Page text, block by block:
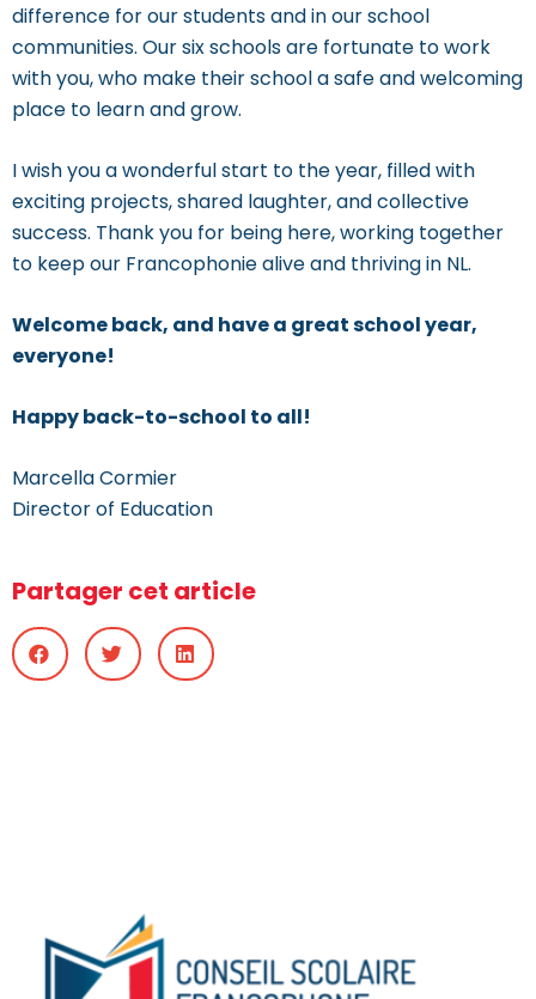
difference for our students and in our school
communities. Our six schools are fortunate to work
with you, who make their school a safe and welcoming
place to learn and grow.
I wish you a wonderful start to the year, filled with
exciting projects, shared laughter, and collective
success. Thank you for being here, working together
to keep our Francophonie alive and thriving in NL.
Welcome back, and have a great school year,
everyone!
Happy back-to-school to all!
Marcella Cormier
Director of Education
Partager cet article